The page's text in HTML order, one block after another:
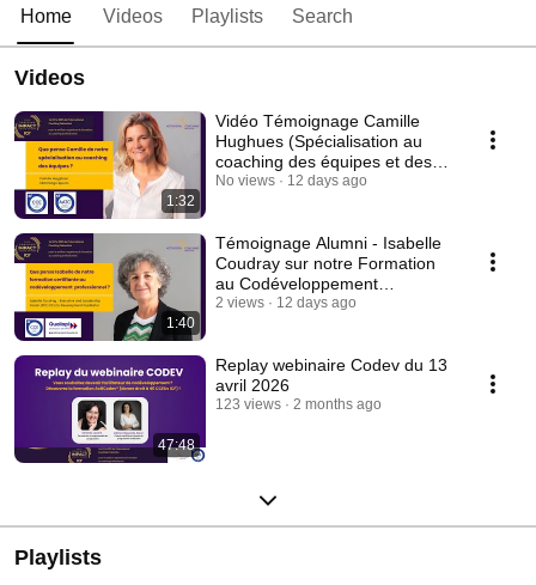
Home Videos Playlists Search
Videos
1:32
Vidéo Témoignage Camille
Hughues (Spécialisation au
coaching des équipes et des
Transformations)
No views 12 days ago
1:40
Témoignage Alumni - Isabelle
Coudray sur notre Formation
au Codéveloppement
professionnel ActiCodev
2 views 12 days ago
47:48
Replay webinaire Codev du 13
avril 2026
123 views 2 months ago
Playlists